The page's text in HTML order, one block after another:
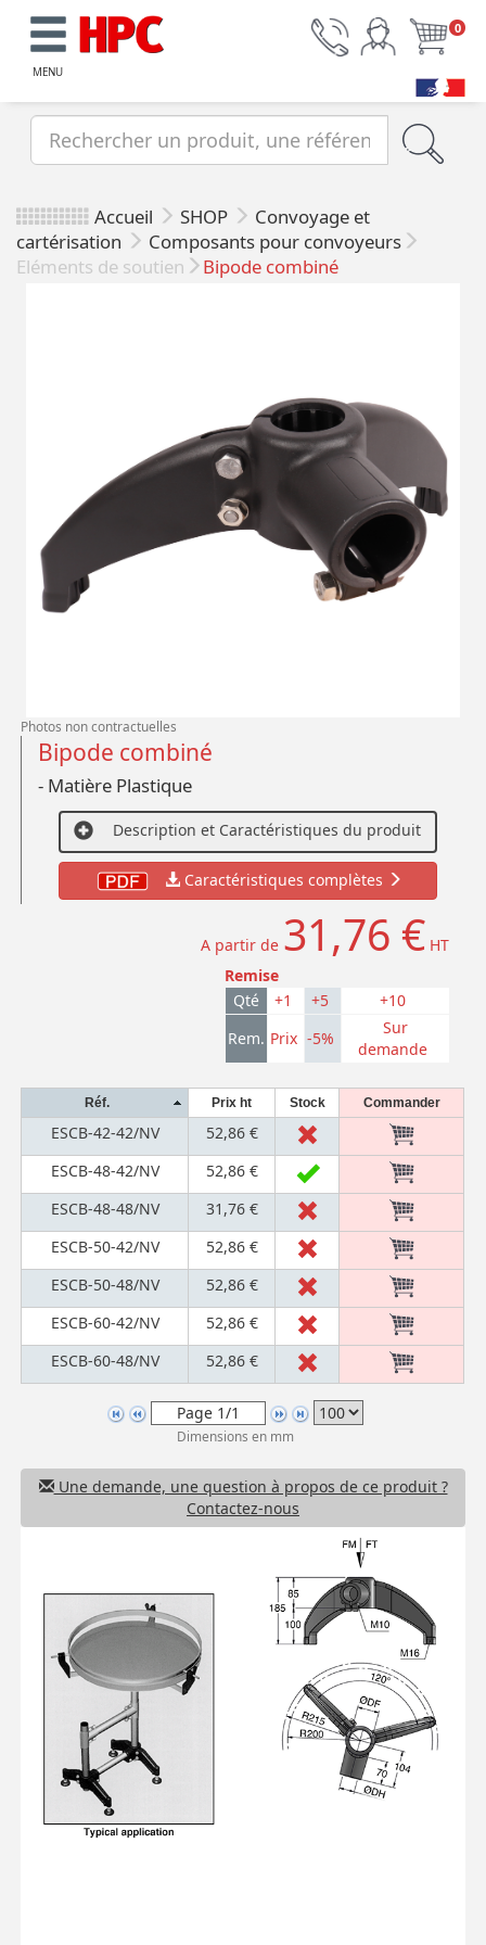
MENU
0
Accueil SHOP
Convoyage et
cartérisation
Composants pour convoyeurs
Eléments de soutien
Bipode combiné
Photos non contractuelles
Bipode combiné
- Matière Plastique
Description et Caractéristiques du produit
Caractéristiques complètes
A partir de 31,76 € HT
Remise
Qté
+1 +5
+10
Rem. Prix -5%
Sur
demande
Réf. Prix ht Stock Commander
ESCB-42-42/NV
52,86 €
ESCB-48-42/NV
52,86 €
ESCB-48-48/NV
31,76 €
ESCB-50-42/NV
52,86 €
ESCB-50-48/NV
52,86 €
ESCB-60-42/NV
52,86 €
ESCB-60-48/NV
52,86 €
Dimensions en mm
Une demande, une question à propos de ce produit ?
Contactez-nous